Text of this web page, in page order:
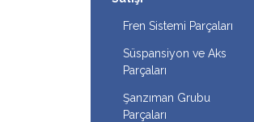
Fren Sistemi Parçaları
Süspansiyon ve Aks
Parçaları
Şanzıman Grubu
Parçaları